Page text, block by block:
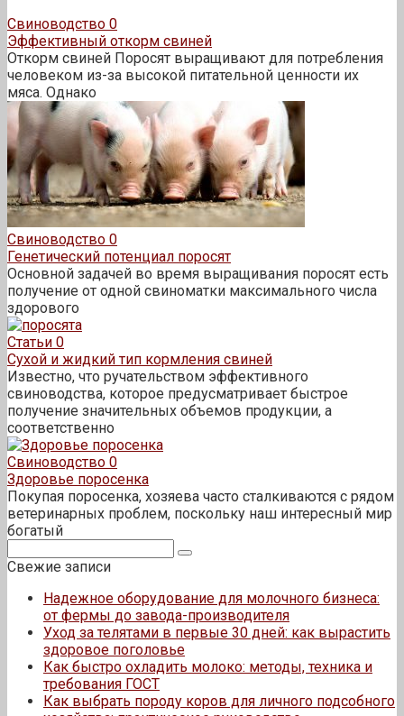
Свиноводство 0
Эффективный откорм свиней
Откорм свиней Поросят выращивают для потребления
человеком из-за высокой питательной ценности их
мяса. Однако
Свиноводство 0
Генетический потенциал поросят
Основной задачей во время выращивания поросят есть
получение от одной свиноматки максимального числа
здорового
Статьи 0
Сухой и жидкий тип кормления свиней
Известно, что ручательством эффективного
свиноводства, которое предусматривает быстрое
получение значительных объемов продукции, а
соответственно
Свиноводство 0
Здоровье поросенка
Покупая поросенка, хозяева часто сталкиваются с рядом
ветеринарных проблем, поскольку наш интересный мир
богатый
Свежие записи
Надежное оборудование для молочного бизнеса:
от фермы до завода-производителя
Уход за телятами в первые 30 дней: как вырастить
здоровое поголовье
Как быстро охладить молоко: методы, техника и
требования ГОСТ
Как выбрать породу коров для личного подсобного